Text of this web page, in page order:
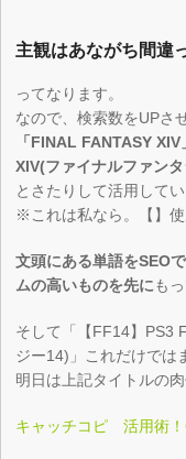
主観はあながち間違
ってなります。
なので、検索数をUPさ
「FINAL FANTASY
XIV(ファイナルファンタ
とさたりして活用してい
※これは私なら。【】使
文頭にある単語をSEO
ムの高いものを先にも
そして「【FF14】PS3
ジー14)」これだけでは
明日は上記タイトルの
キャッチコピ 活用術！